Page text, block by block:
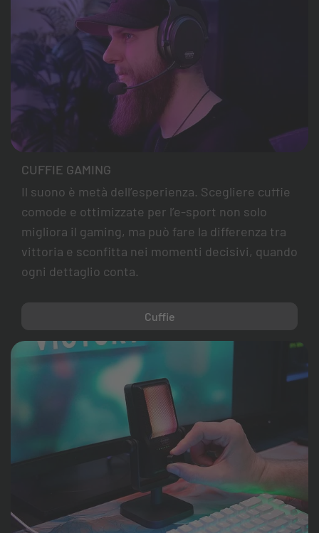
CUFFIE GAMING
Il suono è metà dell’esperienza. Scegliere cuffie
comode e ottimizzate per l’e-sport non solo
migliora il gaming, ma può fare la differenza tra
vittoria e sconfitta nei momenti decisivi, quando
ogni dettaglio conta.
Cuffie